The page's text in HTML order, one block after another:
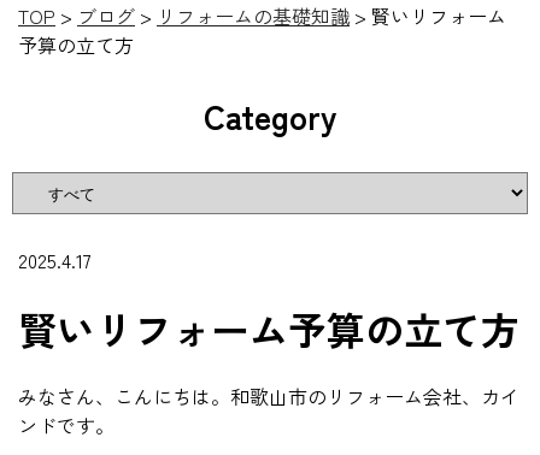
TOP > ブログ > リフォームの基礎知識> 賢いリフォーム
予算の立て方
Category
2025.4.17
賢いリフォーム予算の立て方
みなさん、こんにちは。和歌山市のリフォーム会社、カイ
ンドです。